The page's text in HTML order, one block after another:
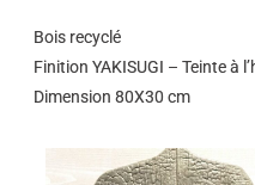
Bois recyclé
Finition YAKISUGI – Teinte à
Dimension 80X30 cm